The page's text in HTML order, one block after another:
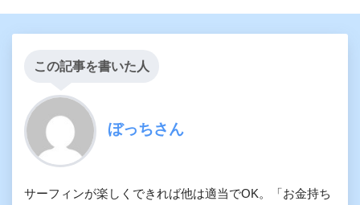
この記事を書いた人
ぼっちさん
サーフィンが楽しくできれば他は適当でOK。「お金持ち